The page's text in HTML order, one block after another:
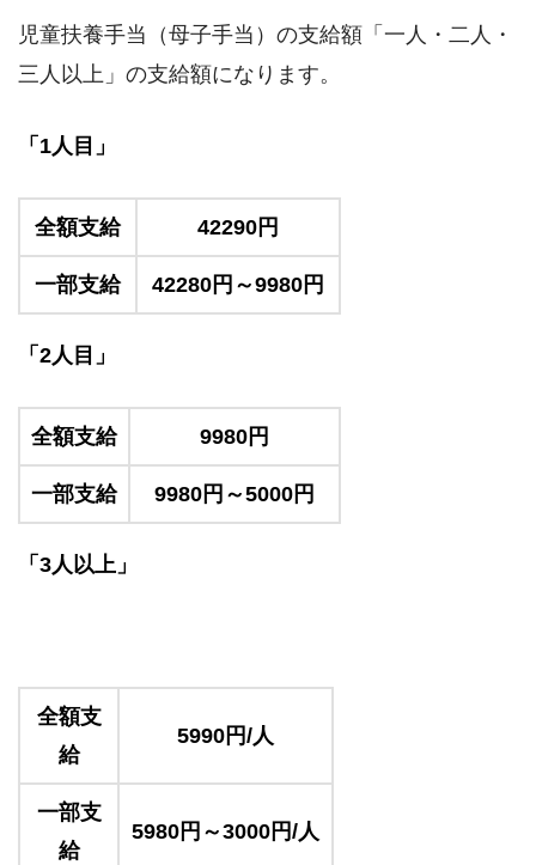
児童扶養手当（母子手当）の支給額「一人・二人・
三人以上」の支給額になります。
「1人目」
全額支給 42290円
一部支給 42280円～9980円
「2人目」
全額支給 9980円
一部支給 9980円～5000円
「3人以上」
全額支
給
5990円/人
一部支
給
5980円～3000円/人